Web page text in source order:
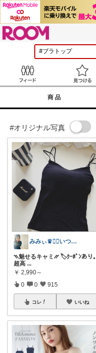
商品
#オリジナル写真
みみぃ♛👯‍♀️いつもありがとう🎪
⳹魅せるキャミ⳼ 🏷️ｸｰﾎﾟﾝあり。
超高 ...
￥ 2,990～
0 0 915
コレ いいね